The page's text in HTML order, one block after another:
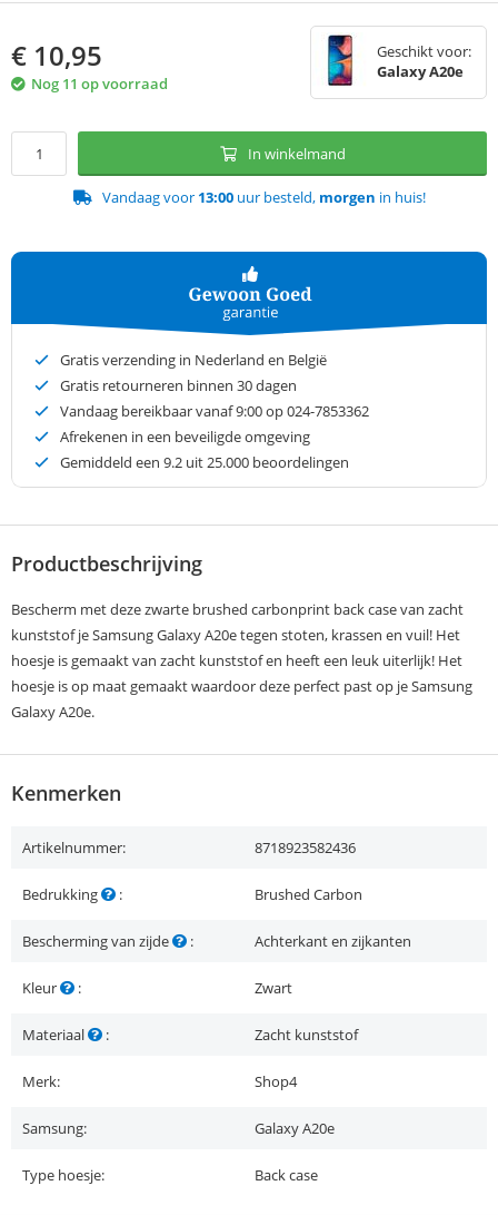
€ 10,95
Nog 11 op voorraad
Geschikt voor:
Galaxy A20e
In winkelmand
Vandaag voor 13:00uur besteld, morgen in huis!
Gratis verzending in Nederland en België
Gratis retourneren binnen 30 dagen
Vandaag bereikbaar vanaf 9:00 op 024-7853362
Afrekenen in een beveiligde omgeving
Gemiddeld een 9.2 uit 25.000 beoordelingen
Productbeschrijving
Bescherm met deze zwarte brushed carbonprint back case van zacht
kunststof je Samsung Galaxy A20e tegen stoten, krassen en vuil! Het
hoesje is gemaakt van zacht kunststof en heeft een leuk uiterlijk! Het
hoesje is op maat gemaakt waardoor deze perfect past op je Samsung
Galaxy A20e.
Kenmerken
Artikelnummer: 8718923582436
Bedrukking : Brushed Carbon
Bescherming van zijde : Achterkant en zijkanten
Kleur : Zwart
Materiaal : Zacht kunststof
Merk: Shop4
Samsung: Galaxy A20e
Type hoesje: Back case